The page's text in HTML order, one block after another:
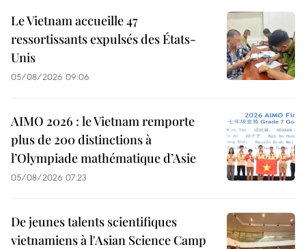
Le Vietnam accueille 47
ressortissants expulsés des États-
Unis
05/08/2026 09:06
AIMO 2026 : le Vietnam remporte
plus de 200 distinctions à
l’Olympiade mathématique d’Asie
05/08/2026 07:23
De jeunes talents scientifiques
vietnamiens à l'Asian Science Camp